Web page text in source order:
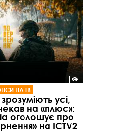
НА ТВ
зрозуміють усі,
на «плюс»:
оголошує про
на ICTV2